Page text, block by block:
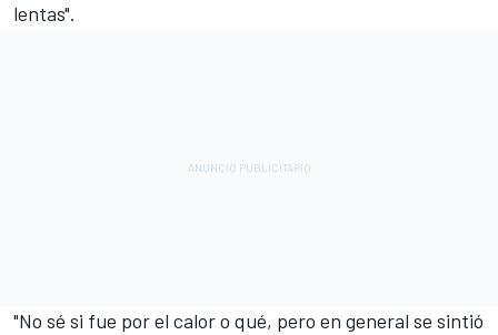
lentas".
"No sé si fue por el calor o qué, pero en general se sintió